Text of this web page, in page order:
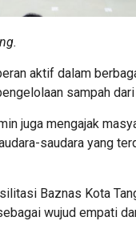
aktif dalam
sampah
juga mengajak
saudara yang
Baznas Kota
wujud empati